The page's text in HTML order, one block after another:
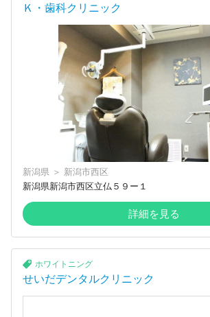
Ｋ・歯科クリニック
新潟県 ＞ 新潟市西区
新潟県新潟市西区立仏５９ー１
詳細を見る
ホワイトニング
せいだデンタルクリニック